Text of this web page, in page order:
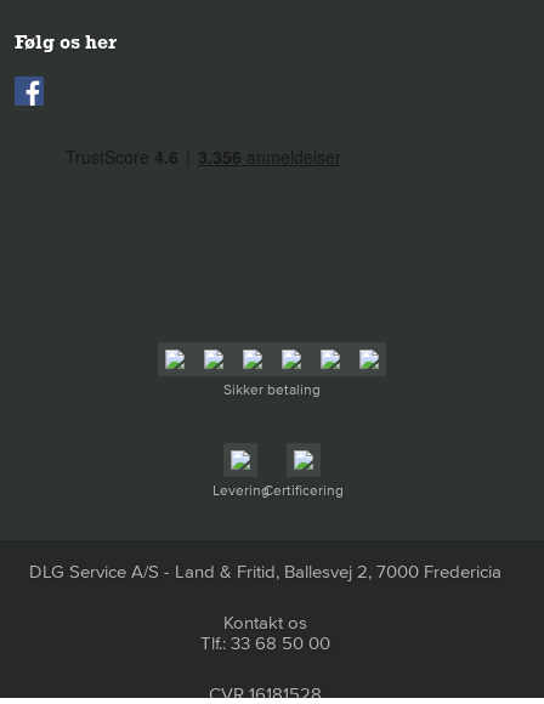
Følg os her
Sikker betaling
LeveringCertificering
DLG Service A/S - Land & Fritid, Ballesvej 2, 7000 Fredericia
Kontakt os
Tlf.: 33 68 50 00
CVR 16181528